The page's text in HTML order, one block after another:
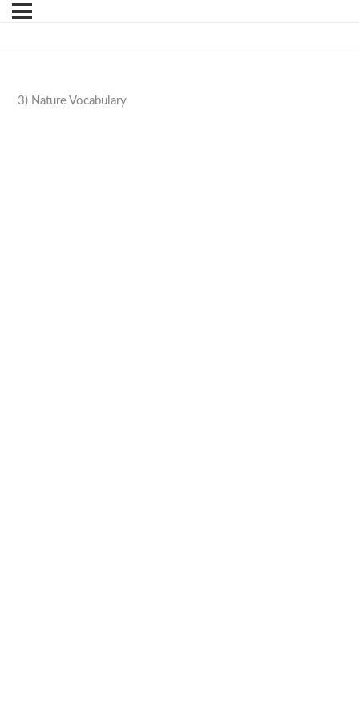
3) Nature Vocabulary